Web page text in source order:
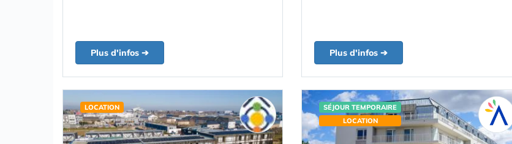
Plus d'infos ➔ Plus d'infos ➔
LOCATION
SÉJOUR TEMPORAIRE
LOCATION